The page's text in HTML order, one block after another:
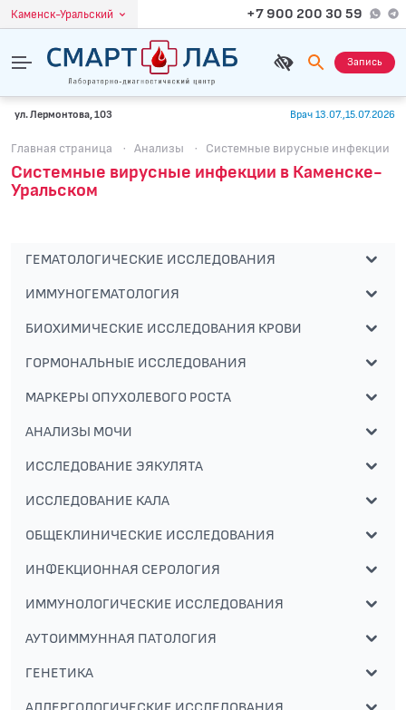
Каменск-Уральский +7 900 200 30 59
Запись
ул. Лермонтова, 103 Врач 13.07.,15.07.2026
Главная страница · Анализы · Системные вирусные инфекции
Системные вирусные инфекции в Каменске-
Уральском
ГЕМАТОЛОГИЧЕСКИЕ ИССЛЕДОВАНИЯ
ИММУНОГЕМАТОЛОГИЯ
БИОХИМИЧЕСКИЕ ИССЛЕДОВАНИЯ КРОВИ
ГОРМОНАЛЬНЫЕ ИССЛЕДОВАНИЯ
МАРКЕРЫ ОПУХОЛЕВОГО РОСТА
АНАЛИЗЫ МОЧИ
ИССЛЕДОВАНИЕ ЭЯКУЛЯТА
ИССЛЕДОВАНИЕ КАЛА
ОБЩЕКЛИНИЧЕСКИЕ ИССЛЕДОВАНИЯ
ИНФЕКЦИОННАЯ СЕРОЛОГИЯ
ИММУНОЛОГИЧЕСКИЕ ИССЛЕДОВАНИЯ
АУТОИММУННАЯ ПАТОЛОГИЯ
ГЕНЕТИКА